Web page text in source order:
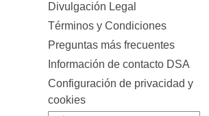
Divulgación Legal
Términos y Condiciones
Preguntas más frecuentes
Información de contacto DSA
Configuración de privacidad y
cookies